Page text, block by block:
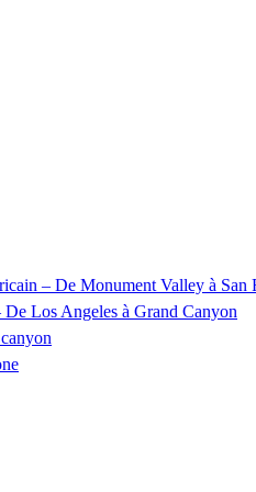
– De Monument Valley à San
De Los Angeles à Grand Canyon